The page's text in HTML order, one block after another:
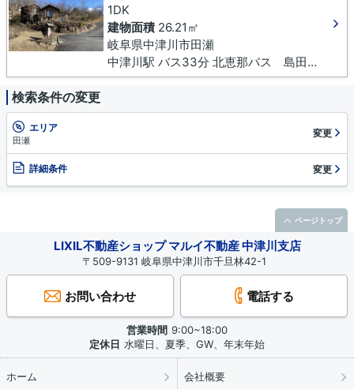
1DK
建物面積26.21㎡
岐阜県中津川市田瀬
中津川駅 バス33分 北恵那バス 島田橋下車 徒歩37分
検索条件の変更
エリア
田瀬
変更
詳細条件 変更
LIXIL不動産ショップ マルイ不動産 中津川支店
〒509-9131 岐阜県中津川市千旦林42-1
お問い合わせ 電話する
営業時間 9:00~18:00
定休日 水曜日、夏季、GW、年末年始
ホーム 会社概要
ページトップ